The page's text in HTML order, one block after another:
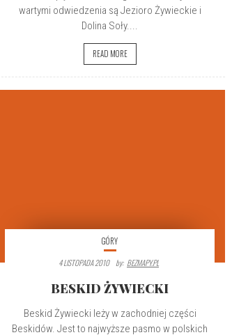
wartymi odwiedzenia są Jezioro Żywieckie i
Dolina Soły....
READ MORE
GÓRY
4 LISTOPADA 2010
By: BEZMAPY.PL
BESKID ŻYWIECKI
Beskid Żywiecki leży w zachodniej części
Beskidów. Jest to najwyższe pasmo w polskich